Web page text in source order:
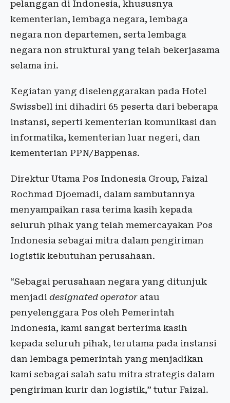
pelanggan di Indonesia, khususnya
kementerian, lembaga negara, lembaga
negara non departemen, serta lembaga
negara non struktural yang telah bekerjasama
selama ini.
Kegiatan yang diselenggarakan pada Hotel
Swissbell ini dihadiri 65 peserta dari beberapa
instansi, seperti kementerian komunikasi dan
informatika, kementerian luar negeri, dan
kementerian PPN/Bappenas.
Direktur Utama Pos Indonesia Group, Faizal
Rochmad Djoemadi, dalam sambutannya
menyampaikan rasa terima kasih kepada
seluruh pihak yang telah memercayakan Pos
Indonesia sebagai mitra dalam pengiriman
logistik kebutuhan perusahaan.
“Sebagai perusahaan negara yang ditunjuk
menjadi designated operator atau
penyelenggara Pos oleh Pemerintah
Indonesia, kami sangat berterima kasih
kepada seluruh pihak, terutama pada instansi
dan lembaga pemerintah yang menjadikan
kami sebagai salah satu mitra strategis dalam
pengiriman kurir dan logistik,” tutur Faizal.